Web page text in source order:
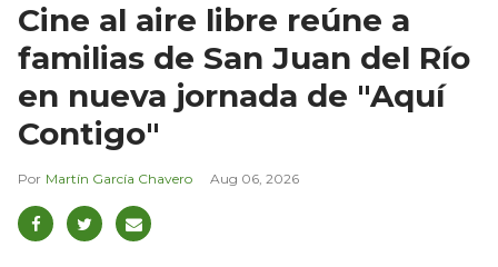
Cine al aire libre reúne a
familias de San Juan del Río
en nueva jornada de "Aquí
Contigo"
Martín García Chavero Aug 06, 2026